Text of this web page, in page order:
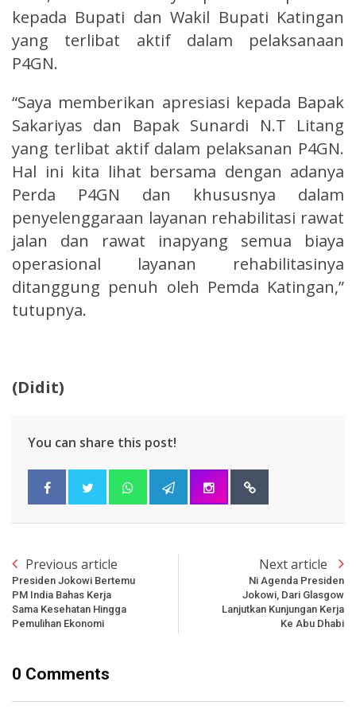
kepada Bupati dan Wakil Bupati Katingan
yang terlibat aktif dalam pelaksanaan
P4GN.
“Saya memberikan apresiasi kepada Bapak
Sakariyas dan Bapak Sunardi N.T Litang
yang terlibat aktif dalam pelaksanan P4GN.
Hal ini kita lihat bersama dengan adanya
Perda P4GN dan khususnya dalam
penyelenggaraan layanan rehabilitasi rawat
jalan dan rawat inapyang semua biaya
operasional layanan rehabilitasinya
ditanggung penuh oleh Pemda Katingan,”
tutupnya.
(Didit)
You can share this post!
Previous article
Presiden Jokowi Bertemu
PM India Bahas Kerja
Sama Kesehatan Hingga
Pemulihan Ekonomi
Next article
Ni Agenda Presiden
Jokowi, Dari Glasgow
Lanjutkan Kunjungan Kerja
Ke Abu Dhabi
0 Comments